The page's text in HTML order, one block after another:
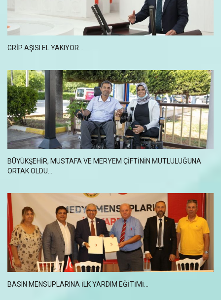
GRIP AŞISI EL YAKIYOR...
BÜYÜKŞEHİR, MUSTAFA VE MERYEM ÇİFTİNİN MUTLULUĞUNA
ORTAK OLDU...
BASIN MENSUPLARINA ILK YARDIM EĞITIMI…